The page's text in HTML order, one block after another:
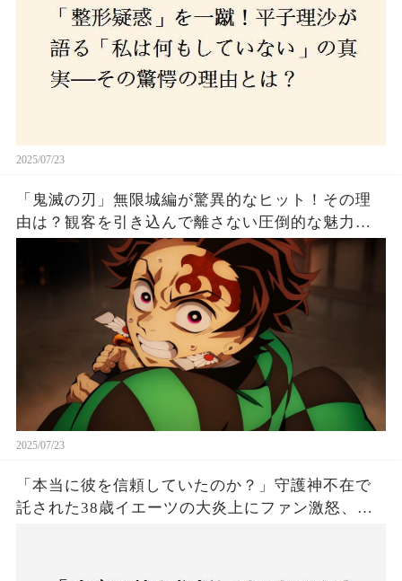
2025/07/23
「鬼滅の刃」無限城編が驚異的なヒット！その理
由は？観客を引き込んで離さない圧倒的な魅力と
2025/07/23
「本当に彼を信頼していたのか？」守護神不在で
託された38歳イエーツの大炎上にファン激怒、ド